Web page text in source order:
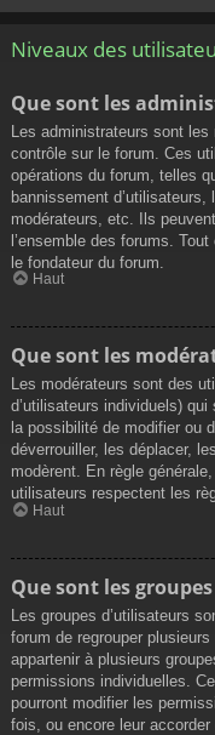
Niveaux des
Que sont les
Les administrateurs sont
contrôle sur le forum. Ces
opérations du forum, telles
bannissement
modérateurs, etc. Ils
l’ensemble des forums.
le fondateur du forum.
Haut
Que sont les
Les modérateurs sont des
d’utilisateurs individuels)
la possibilité de modifier ou
déverrouiller, les déplacer,
modèrent. En règle
utilisateurs respectent les
Haut
Que sont les
Les groupes d’utilisateurs
forum de regrouper
appartenir à plusieurs
permissions individuelles.
pourront modifier les
fois, ou encore leur